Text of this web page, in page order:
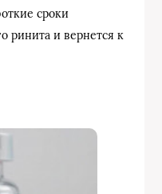
сроки
ринита и вернется к